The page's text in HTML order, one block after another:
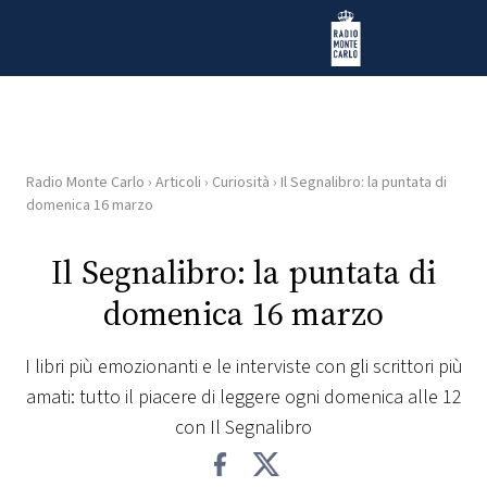
Radio Monte Carlo
HOME
RADIO
PLAYLIST
Radio Monte Carlo › Articoli › Curiosità › Il Segnalibro: la puntata di
domenica 16 marzo
Il Segnalibro: la puntata di
domenica 16 marzo
I libri più emozionanti e le interviste con gli scrittori più
amati: tutto il piacere di leggere ogni domenica alle 12
con Il Segnalibro